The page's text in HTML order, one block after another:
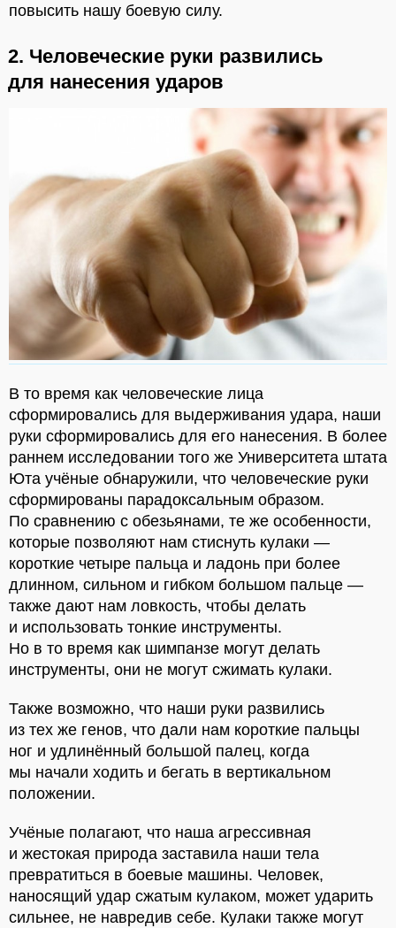
повысить нашу боевую силу.
2. Человеческие руки развились
для нанесения ударов
В то время как человеческие лица
сформировались для выдерживания удара, наши
руки сформировались для его нанесения. В более
раннем исследовании того же Университета штата
Юта учёные обнаружили, что человеческие руки
сформированы парадоксальным образом.
По сравнению с обезьянами, те же особенности,
которые позволяют нам стиснуть кулаки —
короткие четыре пальца и ладонь при более
длинном, сильном и гибком большом пальце —
также дают нам ловкость, чтобы делать
и использовать тонкие инструменты.
Но в то время как шимпанзе могут делать
инструменты, они не могут сжимать кулаки.
Также возможно, что наши руки развились
из тех же генов, что дали нам короткие пальцы
ног и удлинённый большой палец, когда
мы начали ходить и бегать в вертикальном
положении.
Учёные полагают, что наша агрессивная
и жестокая природа заставила наши тела
превратиться в боевые машины. Человек,
наносящий удар сжатым кулаком, может ударить
сильнее, не навредив себе. Кулаки также могут